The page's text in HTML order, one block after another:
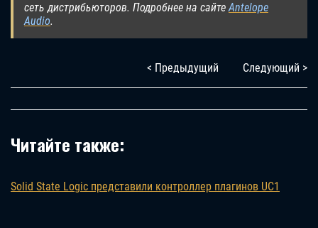
сеть дистрибьюторов. Подробнее на сайтеAntelope
Audio.
< Предыдущий Следующий >
Читайте также:
Solid State Logic представили контроллер плагинов UC1